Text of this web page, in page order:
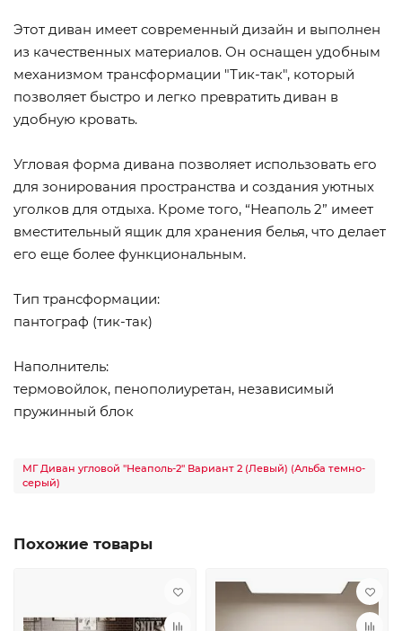
Этот диван имеет современный дизайн и выполнен
из качественных материалов. Он оснащен удобным
механизмом трансформации "Тик-так", который
позволяет быстро и легко превратить диван в
удобную кровать.
Угловая форма дивана позволяет использовать его
для зонирования пространства и создания уютных
уголков для отдыха. Кроме того, “Неаполь 2” имеет
вместительный ящик для хранения белья, что делает
его еще более функциональным.
Тип трансформации:
пантограф (тик-так)
Наполнитель:
термовойлок, пенополиуретан, независимый
пружинный блок
МГ Диван угловой "Неаполь-2" Вариант 2 (Левый) (Альба темно-
серый)
Похожие товары